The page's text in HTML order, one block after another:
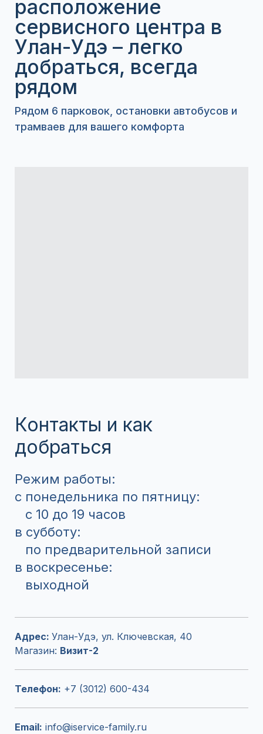
расположение
сервисного центра в
Улан-Удэ – легко
добраться, всегда
рядом
Рядом 6 парковок, остановки автобусов и
трамваев для вашего комфорта
Контакты и как
добраться
Режим работы:
с понедельника по пятницу:
с 10 до 19 часов
в субботу:
по предварительной записи
в воскресенье:
выходной
Адрес: Улан-Удэ, ул. Ключевская, 40
Магазин: Визит-2
Телефон: +7 (3012) 600-434
Email: info@iservice-family.ru